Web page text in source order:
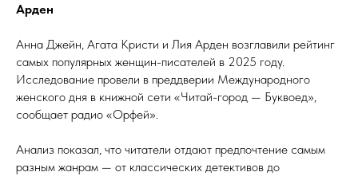
Арден
Анна Джейн, Агата Кристи и Лия Арден возглавили рейтинг
самых популярных женщин-писателей в 2025 году.
Исследование провели в преддверии Международного
женского дня в книжной сети «Читай-город — Буквоед»,
сообщает радио «Орфей».
Анализ показал, что читатели отдают предпочтение самым
разным жанрам — от классических детективов до